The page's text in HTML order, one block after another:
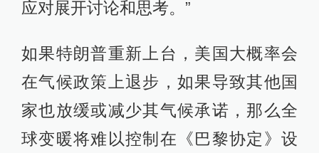
应对展开讨论和思考。”
如果特朗普重新上台，美国大概率会
在气候政策上退步，如果导致其他国
家也放缓或减少其气候承诺，那么全
球变暖将难以控制在《巴黎协定》设